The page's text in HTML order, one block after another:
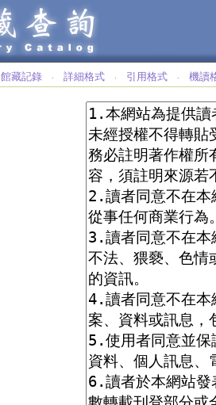
館藏記錄 ‧ 詳細格式 ‧ 引用格式 ‧ 機讀